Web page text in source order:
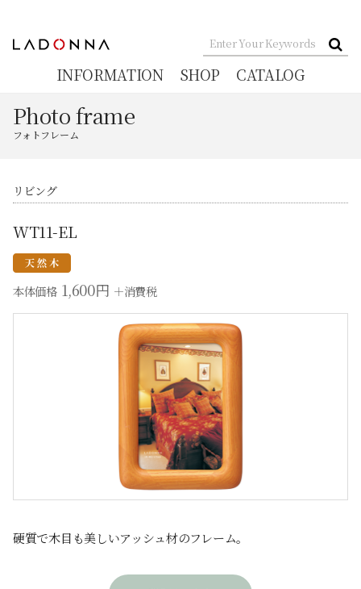
Photo frame
フォトフレーム
リビング
WT11-EL
本体価格 1,600円 ＋消費税
硬質で木目も美しいアッシュ材のフレーム。
INFORMATION SHOP CATALOG